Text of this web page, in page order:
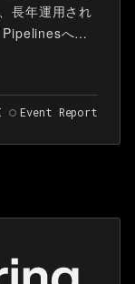
長年運用され
への
年3月30日
勉強
向けに再構成
Event Report